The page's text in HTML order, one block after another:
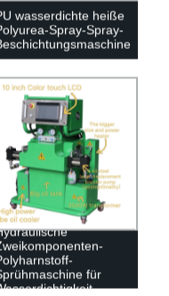
wasserdichte heiße
Spray-Spray-
für